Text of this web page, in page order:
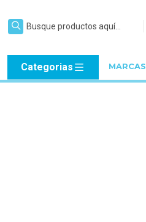
Categorias MARCAS